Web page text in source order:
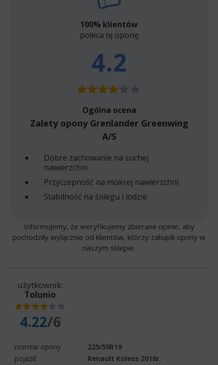
100% klientów
poleca tę oponę
4.2
Ogólna ocena
Zalety opony Grenlander Greenwing
A/S
Dobre zachowanie na suchej
nawierzchni
Przyczepność na mokrej nawierzchni
Stabilność na śniegu i lodzie
Informujemy, że weryfikujemy zbierane opinie, aby
pochodziły wyłącznie od klientów, którzy zakupili opony w
naszym sklepie.
użytkownik:
Tolunio
4.22/6
rozmiar opony
225/55R19
pojazd
Renault Koleos 2018r.